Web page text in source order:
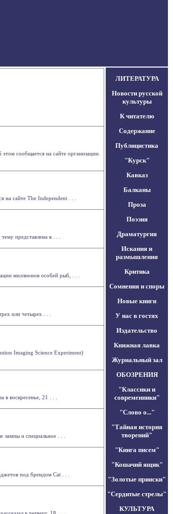
сообщается на сайте организации.
на сайте The Independent . . .
представлена в . . .
миллионов особей рыб, . . .
или четырех . . .
Imaging Science Experiment)
в воскресенье, 21 . . .
лампы и специальное . . .
под брендом Cat . . .
ЛИТЕРАТУРА
Новости русской
культуры
К читателю
Содержание
Публицистика
"Курск"
Кавказ
Балканы
Проза
Поэзия
Драматургия
Искания и
размышления
Критика
Сомнения и споры
Новые книги
У нас в гостях
Издательство
Книжная лавка
Журнальный зал
ОБОЗРЕНИЯ
"Классики и
современники"
"Слово о..."
"Тайная история
творений"
"Книга писем"
"Кошачий ящик"
"Золотые прииски"
"Сердитые стрелы"
КУЛЬТУРА